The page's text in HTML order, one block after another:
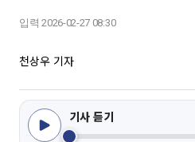
입력 2026-02-27 08:30
천상우 기자
기사 듣기